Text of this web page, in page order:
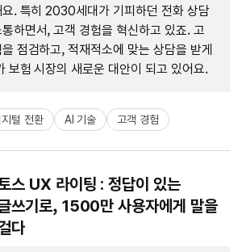
. 특히 2030세대가 기피하던 전화 상담
하면서, 고객 경험을 혁신하고 있죠. 고
점검하고, 적재적소에 맞는 상담을 받게
보험 시장의 새로운 대안이 되고 있어요.
지털 전환 AI 기술 고객 경험
스 UX 라이팅 : 정답이 있는
쓰기로, 1500만 사용자에게 말을
다